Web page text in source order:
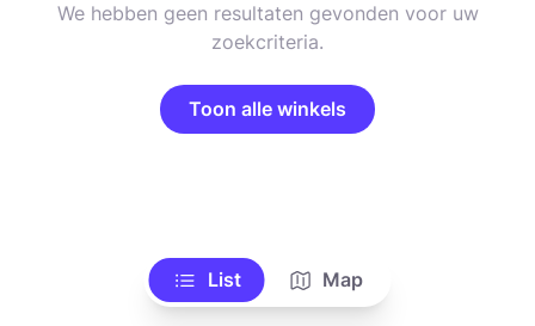
We hebben geen resultaten gevonden voor uw
zoekcriteria.
Toon alle winkels
List Map